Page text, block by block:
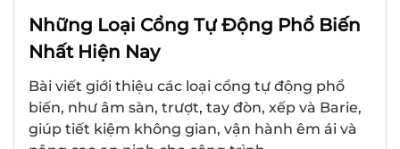
Những Loại Cổng Tự Động Phổ Biến
Nhất Hiện Nay
Bài viết giới thiệu các loại cổng tự động phổ
biến, như âm sàn, trượt, tay đòn, xếp và Barie,
giúp tiết kiệm không gian, vận hành êm ái và